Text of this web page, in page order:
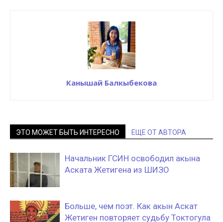
Канышай Балкыбекова
ЭТО МОЖЕТ БЫТЬ ИНТЕРЕСНО ЕЩЕ ОТ АВТОРА
Начальник ГСИН освободил акына
Аската Жетигена из ШИЗО
Больше, чем поэт. Как акын Аскат
Жетиген повторяет судьбу Токтогула